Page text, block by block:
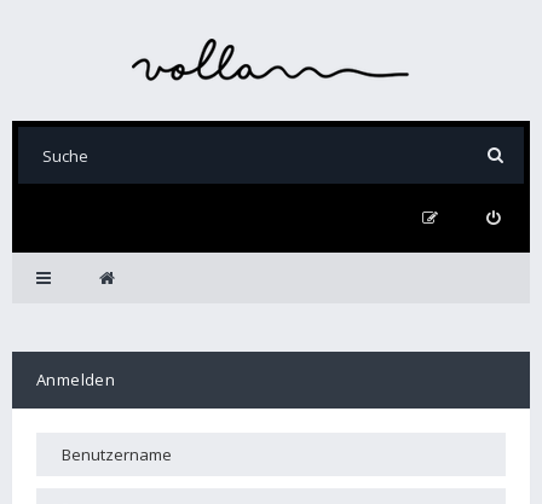
Anmelden